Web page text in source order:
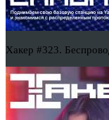
Хакер #323.